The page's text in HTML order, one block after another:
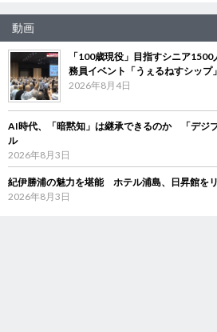
動画
「100歳現役」目指すシニア
務員イベント「うぇるねすシップ」
2026年8月4日
AI時代、「暗黙知」は継承できるのか 「デジ
ル
2026年8月3日
紀伊勝浦の魅力を堪能 ホテル浦島、日昇館を
2026年8月3日